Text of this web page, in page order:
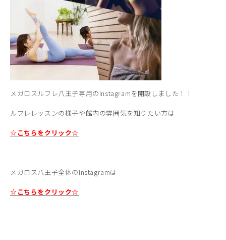
メガロスルフレ八王子専用のInstagramを開設しました！！
ルフレレッスンの様子や館内の雰囲気を知りたい方は
☆こちらをクリック☆
メガロス八王子全体のInstagramは
☆こちらをクリック☆